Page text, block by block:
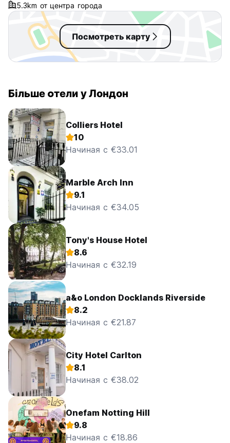
5.3km от центра города
Посмотреть карту
Більше oтели у Лондон
Colliers Hotel
10
Начиная с €33.01
Marble Arch Inn
9.1
Начиная с €34.05
Tony's House Hotel
8.6
Начиная с €32.19
a&o London Docklands Riverside
8.2
Начиная с €21.87
City Hotel Carlton
8.1
Начиная с €38.02
Onefam Notting Hill
9.8
Начиная с €18.86